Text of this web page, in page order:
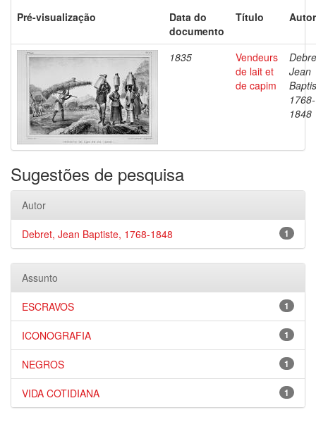
Pré-visualização
Data do
documento
Título
1835
Vendeurs
de lait et
de capim
Jean
1768-
1848
Sugestões de pesquisa
Autor
1
Debret, Jean Baptiste, 1768-1848
Assunto
1
ESCRAVOS
1
ICONOGRAFIA
1
NEGROS
1
VIDA COTIDIANA